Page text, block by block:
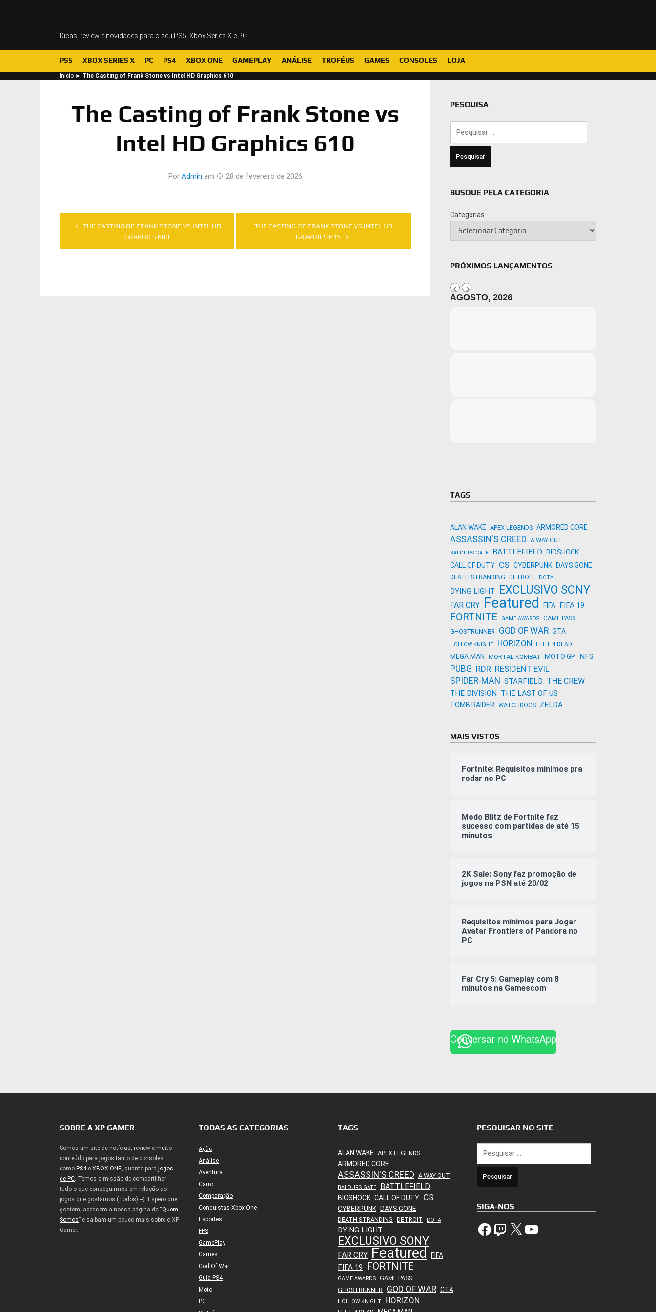
Dicas, review e novidades para o seu PS5, Xbox Series X e PC
PS5 XBOX SERIES X PC PS4 XBOX ONE GAMEPLAY ANÁLISE TROFÉUS GAMES CONSOLES LOJA
Início ► The Casting of Frank Stone vs Intel HD Graphics 610
The Casting of Frank Stone vs
Intel HD Graphics 610
Por Admin em 28 de fevereiro de 2026
Navegação
THE CASTING OF FRANK STONE VS INTEL HD
GRAPHICS 600
THE CASTING OF FRANK STONE VS INTEL HD
GRAPHICS 615
PESQUISA
BUSQUE PELA CATEGORIA
Categorias
PRÓXIMOS LANÇAMENTOS
AGOSTO, 2026
TAGS
ALAN WAKE APEX LEGENDS ARMORED CORE
ASSASSIN'S CREED A WAY OUT
BALDURS GATE BATTLEFIELD
BIOSHOCK
CALL OF DUTY CS CYBERPUNK DAYS GONE
DEATH STRANDING DETROIT DOTA
DYING LIGHT EXCLUSIVO SONY
FAR CRY Featured FIFA FIFA 19
FORTNITE GAME AWARDS
GAME PASS
GHOSTRUNNER GOD OF WAR GTA
HOLLOW KNIGHT HORIZON LEFT 4 DEAD
MEGA MAN MORTAL KOMBAT MOTO GP NFS
PUBG RDR RESIDENT EVIL
SPIDER-MAN STARFIELD THE CREW
THE DIVISION THE LAST OF US
TOMB RAIDER WATCHDOGS ZELDA
MAIS VISTOS
Fortnite: Requisitos mínimos pra
rodar no PC
Modo Blitz de Fortnite faz
sucesso com partidas de até 15
minutos
2K Sale: Sony faz promoção de
jogos na PSN até 20/02
Requisitos mínimos para Jogar
Avatar Frontiers of Pandora no
PC
Far Cry 5: Gameplay com 8
minutos na Gamescom
Conversar no WhatsApp
SOBRE A XP GAMER
Somos um site de notícias, review e muito
conteúdo para jogos tanto de consoles
como PS4e XBOX ONE, quanto para jogos
de PC. Temos a missão de compartilhar
tudo o que conseguirmos em relação ao
jogos que gostamos (Todos) =). Espero que
gostem, acessem a nossa página de “Quem
Somos” e saibam um pouco mais sobre o XP
Gamer.
TODAS AS CATEGORIAS
Ação
Análise
Aventura
Carro
Comparação
Conquistas Xbox One
Esportes
FPS
GamePlay
Games
God Of War
Guia PS4
Moto
PC
TAGS
ALAN WAKE APEX LEGENDS
ARMORED CORE
ASSASSIN'S CREED A WAY OUT
BALDURS GATE BATTLEFIELD
BIOSHOCK CALL OF DUTY CS
CYBERPUNK DAYS GONE
DEATH STRANDING DETROIT DOTA
DYING LIGHT
EXCLUSIVO SONY
FAR CRY Featured FIFA
FIFA 19 FORTNITE
GAME AWARDS
GAME PASS
GHOSTRUNNER GOD OF WAR GTA
HOLLOW KNIGHT HORIZON
PESQUISAR NO SITE
por:
SIGA-NOS
FacebookTwitch X YouTube